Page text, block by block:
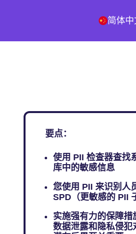
简体中
要点：
使用 PII 检查器查找
库中的敏感信息
您使用 PII 来识别人
SPD（更敏感的 PII
实施强有力的保障措
数据泄露和隐私侵犯